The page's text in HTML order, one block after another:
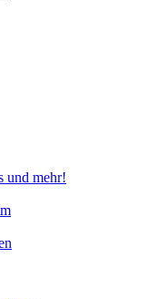
und mehr!